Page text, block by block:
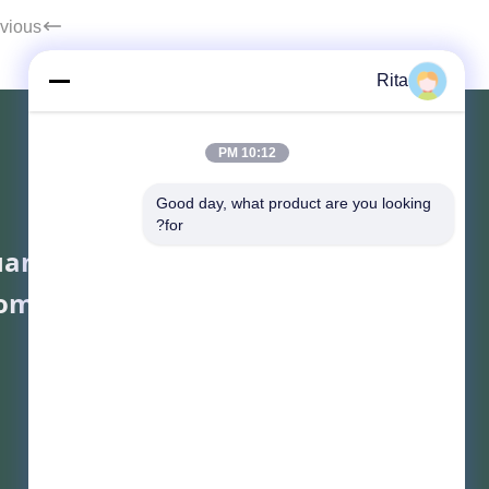
Yaye Cross Border E-
Co., Ltd.
Rita
10:12 PM
Good day, what product are you looking
for?